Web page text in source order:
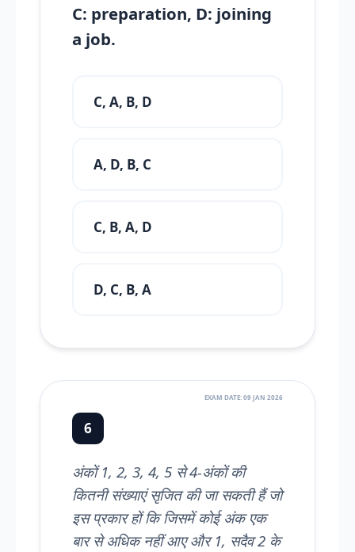
C: preparation, D: joining
a job.
C, A, B, D
A, D, B, C
C, B, A, D
D, C, B, A
EXAM DATE: 09 JAN 2026
6
अंकों 1, 2, 3, 4, 5 से 4-अंकों की
कितनी संख्याएं सृजित की जा सकती हैं जो
इस प्रकार हों कि जिसमें कोई अंक एक
बार से अधिक नहीं आए और 1, सदैव 2 के